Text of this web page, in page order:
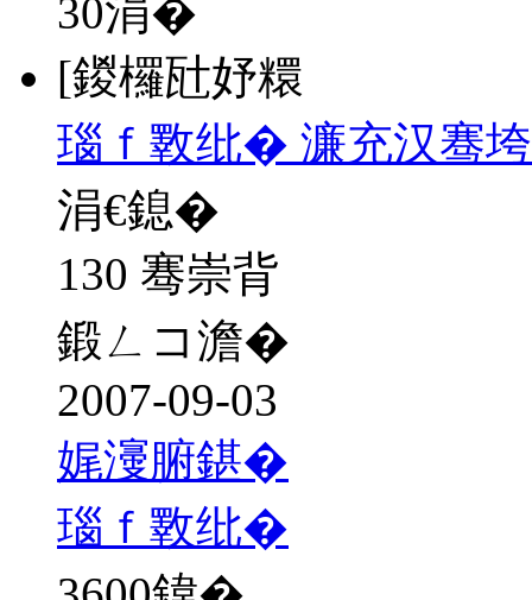
30涓�
[鍐欏瓧妤糫
瑙ｆ斁纰� 濂充汉骞
涓€鎴�
130 骞崇背
鍛ㄥコ澹�
2007-09-03
娓濅腑鍖�
瑙ｆ斁纰�